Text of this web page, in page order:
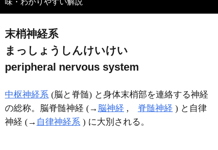
末梢神経系
まっしょうしんけいけい
peripheral nervous system
中枢神経系 (脳と脊髄) と身体末梢部を連絡する神経
の総称。脳脊髄神経 (→ 脳神経 , 脊髄神経 ) と自律
神経 (→ 自律神経系 ) に大別される。